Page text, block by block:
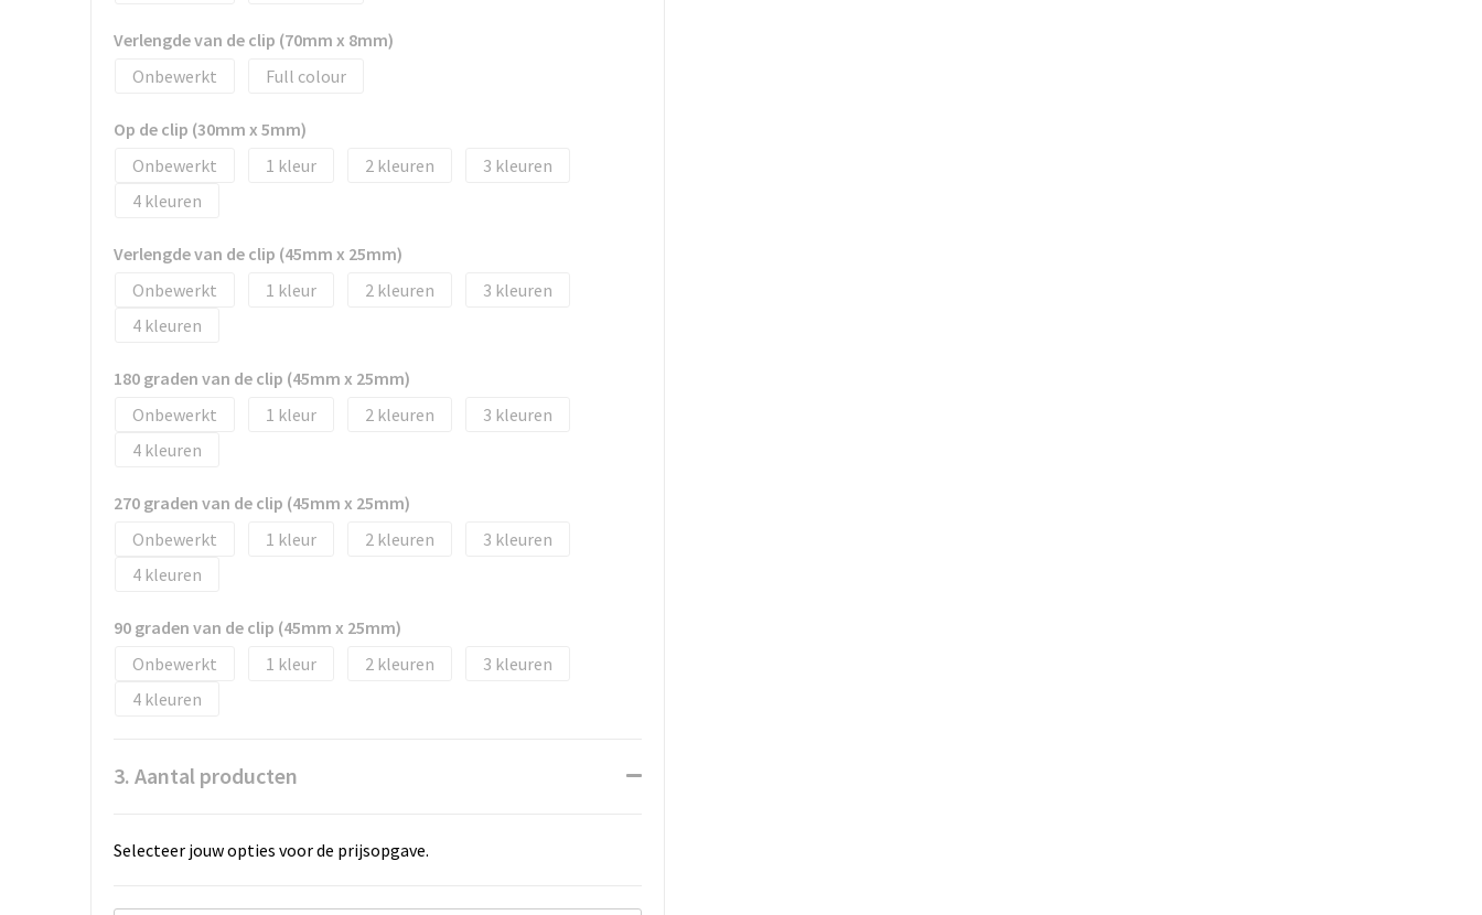
Verlengde van de clip (70mm x 8mm)
Onbewerkt
Full colour
Op de clip (30mm x 5mm)
Onbewerkt
1 2
3
4
Verlengde van de clip (45mm x 25mm)
Onbewerkt
1 2
3
4
180 graden van de clip (45mm x 25mm)
Onbewerkt
1 2
3
4
270 graden van de clip (45mm x 25mm)
Onbewerkt
1 2
3
4
90 graden van de clip (45mm x 25mm)
Onbewerkt
1 2
3
4
3. Aantal producten
Selecteer jouw opties voor de prijsopgave.